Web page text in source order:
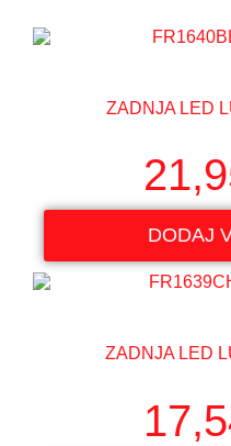
ZADNJA LED
DODAJ
ZADNJA LED